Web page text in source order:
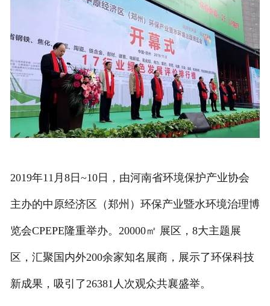
2019年11月8日~10日，由河南省环境保护产业协会
主办的中原经济区（郑州）环保产业暨水环境治理博
览会CPEPE隆重举办。20000㎡ 展区，8大主题展
区，汇聚国内外200余家知名展商，展示了环保科技
新成果，吸引了26381人次观众共襄盛举。